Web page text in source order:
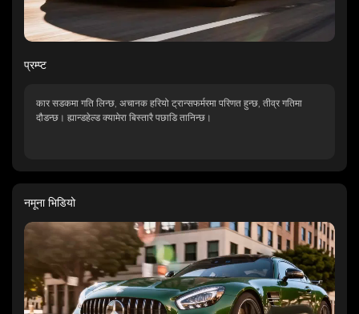
प्रम्प्ट
कार सडकमा गति लिन्छ, अचानक हरियो ट्रान्सफर्मरमा परिणत हुन्छ, तीव्र गतिमा
दौडन्छ। ह्यान्डहेल्ड क्यामेरा बिस्तारै पछाडि तानिन्छ।
नमूना भिडियो